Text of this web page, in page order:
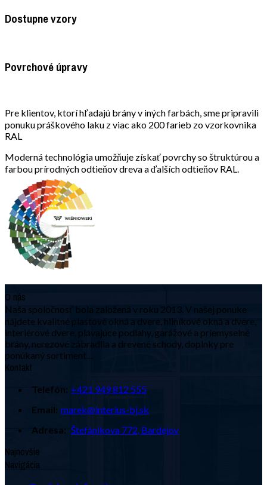
Dostupne vzory
Povrchové úpravy
Pre klientov, ktorí hľadajú brány v iných farbách, sme pripravili
ponuku práškového laku z viac ako 200 farieb zo vzorkovnika
RAL
Moderná technológia umožňuje získať povrchy so štruktúrou a
farbou prírodných odtieňov dreva a ďalších odtieňov RAL.
O nás
Naša spoločnosť bola založená v roku 2013. V našej ponuke
nájdete kvalitné plastové okná a dvere, hliníkové okná a dvere,
interiérové dvere, plávajúce podlahy, garážové a priemyselné
brány, nerezové zábradlia a drevené schody, doplnky pre
ponúkaný sortiment....
Kontakt
Telefón: +421 949 812 555
Email: marek@interius-bj.sk
Adresa: Štefánikova 772, Bardejov
Najnovšie
Navigácia